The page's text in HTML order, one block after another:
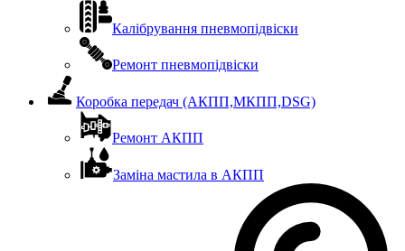
Калібрування пневмопідвіски
Ремонт пневмопідвіски
Коробка передач (АКПП,МКПП,DSG)
Ремонт АКПП
Заміна мастила в АКПП